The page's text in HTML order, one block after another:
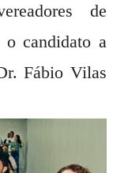
de
o candidato a
Fábio Vilas